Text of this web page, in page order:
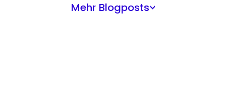
Mehr Blogposts>